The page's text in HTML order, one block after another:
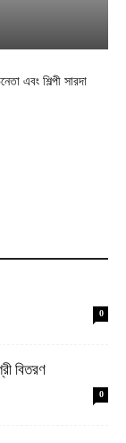
এবং শিল্পী সারদা
0
বিতরণ
0